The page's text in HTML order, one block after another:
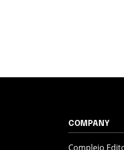
COMPANY
Complejo